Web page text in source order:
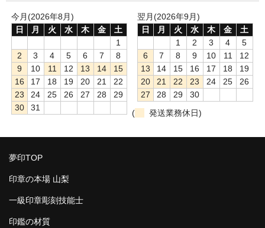
今月(2026年8月)
日
月 火 水 木 金
土
1
2
3 4 5 6 7
8
9
10 11 12 13 14
15
16
17 18 19 20 21
22
23
24 25 26 27 28
29
30
31
翌月(2026年9月)
日
月 火 水 木 金
土
1
2 3 4
5
6
7 8 9 10 11
12
13
14 15 16 17 18
19
20
21 22 23 24 25
26
27
28 29
30
(
発送業務休日)
夢印TOP
印章の本場 山梨
一級印章彫刻技能士
印鑑の材質